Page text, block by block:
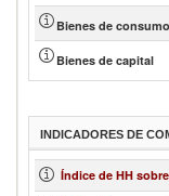
Bienes de consumo
Bienes de capital
INDICADORES DE
Índice de HH